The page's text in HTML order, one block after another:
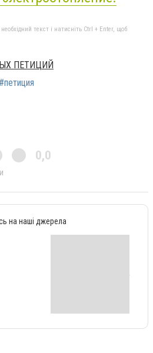
текст і натисніть Ctrl + Enter, щоб
ПЕТИЦИЙ
#петиция
0,0
на наші джерела